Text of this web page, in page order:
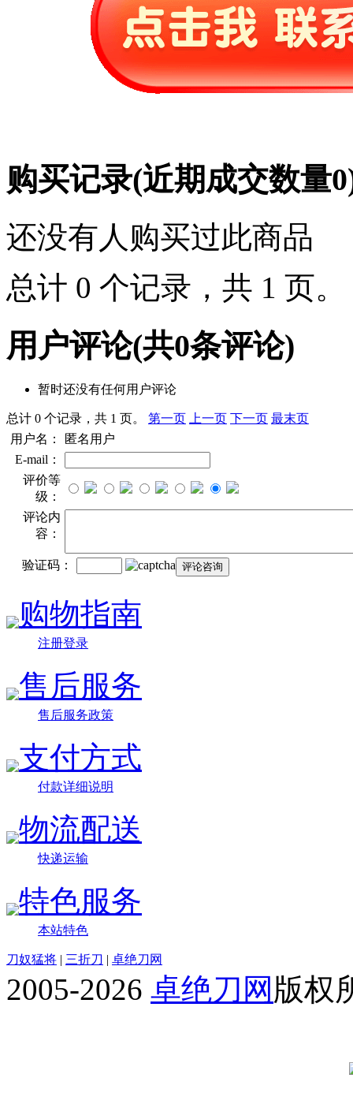
购买记录(近期成交数量0
还没有人购买过此商品
总计 0 个记录，共 1 页。
用户评论(共0条评论)
暂时还没有任何用户评论
总计 0 个记录，共 1 页。 第一页 上一页 下一页 最末页
用户名：
匿名用户
E-mail：
评价等
级：
评论内
容：
验证码：
购物指南
注册登录
售后服务
售后服务政策
支付方式
付款详细说明
物流配送
快递运输
特色服务
本站特色
刀奴猛将 | 三折刀 | 卓绝刀网
2005-2026 卓绝刀网 版权